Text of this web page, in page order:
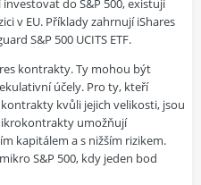
do S&P 500, existují
v EU. Příklady zahrnují iShares
S&P 500 UCITS ETF.
kontrakty. Ty mohou být
účely. Pro ty, kteří
kvůli jejich velikosti, jsou
umožňují
kapitálem a s nižším rizikem.
S&P 500, kdy jeden bod